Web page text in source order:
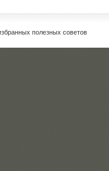
полезных советοв